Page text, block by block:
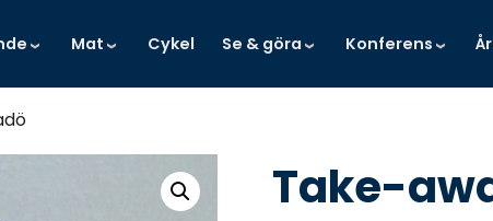
Mat Cykel Se & göra Konferens
Take-